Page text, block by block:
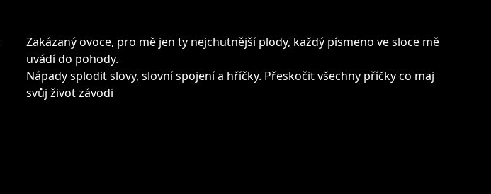
Zakázaný ovoce, pro mě jen ty nejchutnější plody, každý písmeno ve sloce mě
uvádí do pohody.
Nápady splodit slovy, slovní spojení a hříčky. Přeskočit všechny příčky co maj
svůj život závodi